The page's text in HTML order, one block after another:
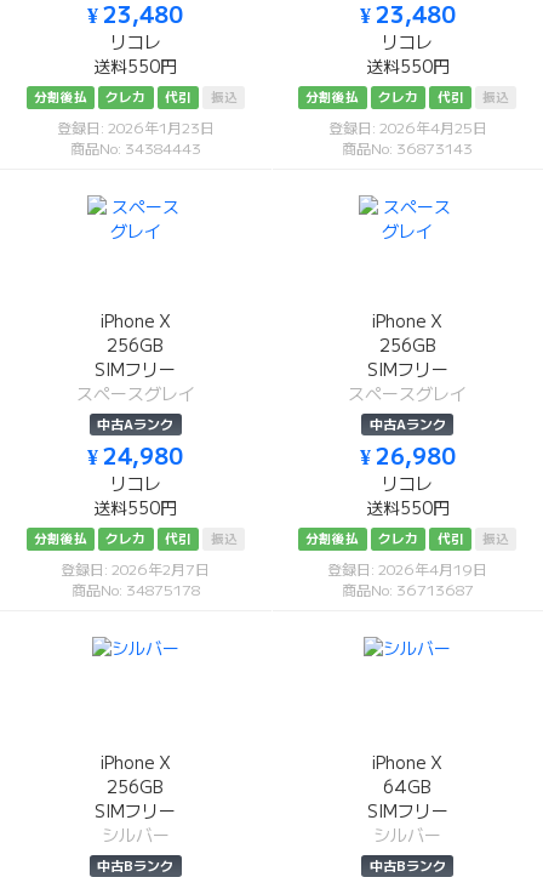
¥ 23,480
リコレ
送料550円
分割後払 クレカ 代引 振込
登録日: 2026年1月23日
商品No: 34384443
¥ 23,480
リコレ
送料550円
分割後払 クレカ 代引 振込
登録日: 2026年4月25日
商品No: 36873143
iPhone X
256GB
SIMフリー
スペースグレイ
中古Aランク
¥ 24,980
リコレ
送料550円
分割後払 クレカ 代引 振込
登録日: 2026年2月7日
商品No: 34875178
iPhone X
256GB
SIMフリー
スペースグレイ
中古Aランク
¥ 26,980
リコレ
送料550円
分割後払 クレカ 代引 振込
登録日: 2026年4月19日
商品No: 36713687
iPhone X
256GB
SIMフリー
シルバー
中古Bランク
iPhone X
64GB
SIMフリー
シルバー
中古Bランク